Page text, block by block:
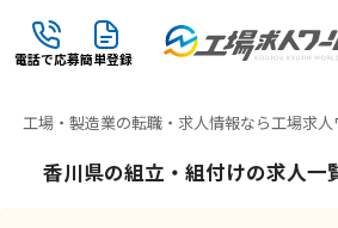
電話で応募簡単登録
工場・製造業の転職・求人情報なら工場求人
香川県の組立・組付けの求人一